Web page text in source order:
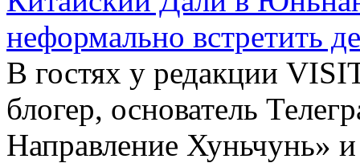
неформально встретить
В гостях у редакции
блогер, основатель
Направление Хуньчунь»